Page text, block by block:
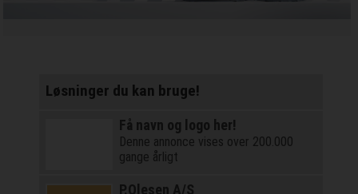
Løsninger du kan bruge!
Få navn og logo her!
Denne annonce vises over 200.000
gange årligt
P.Olesen A/S